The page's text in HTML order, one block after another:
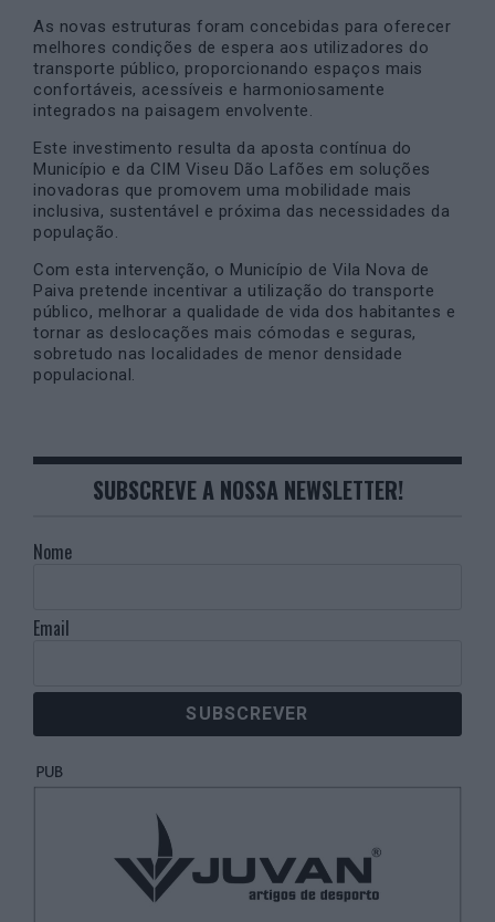
As novas estruturas foram concebidas para oferecer
melhores condições de espera aos utilizadores do
transporte público, proporcionando espaços mais
confortáveis, acessíveis e harmoniosamente
integrados na paisagem envolvente.
Este investimento resulta da aposta contínua do
Município e da CIM Viseu Dão Lafões em soluções
inovadoras que promovem uma mobilidade mais
inclusiva, sustentável e próxima das necessidades da
população.
Com esta intervenção, o Município de Vila Nova de
Paiva pretende incentivar a utilização do transporte
público, melhorar a qualidade de vida dos habitantes e
tornar as deslocações mais cómodas e seguras,
sobretudo nas localidades de menor densidade
populacional.
SUBSCREVE A NOSSA NEWSLETTER!
Nome
Email